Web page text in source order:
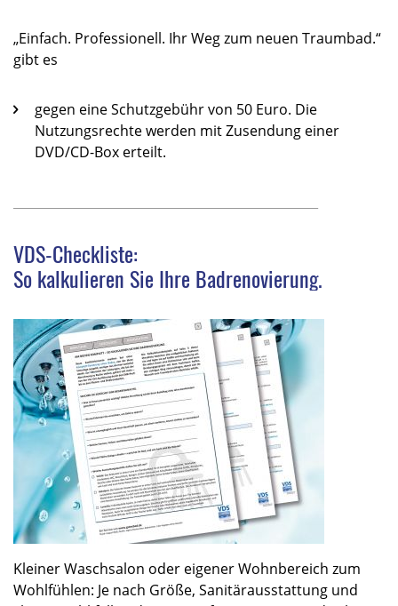
„Einfach. Professionell. Ihr Weg zum neuen Traumbad.“
gibt es
gegen eine Schutzgebühr von 50 Euro. Die
Nutzungsrechte werden mit Zusendung einer
DVD/CD-Box erteilt.
VDS-Checkliste:
So kalkulieren Sie Ihre Badrenovierung.
Kleiner Waschsalon oder eigener Wohnbereich zum
Wohlfühlen: Je nach Größe, Sanitärausstattung und